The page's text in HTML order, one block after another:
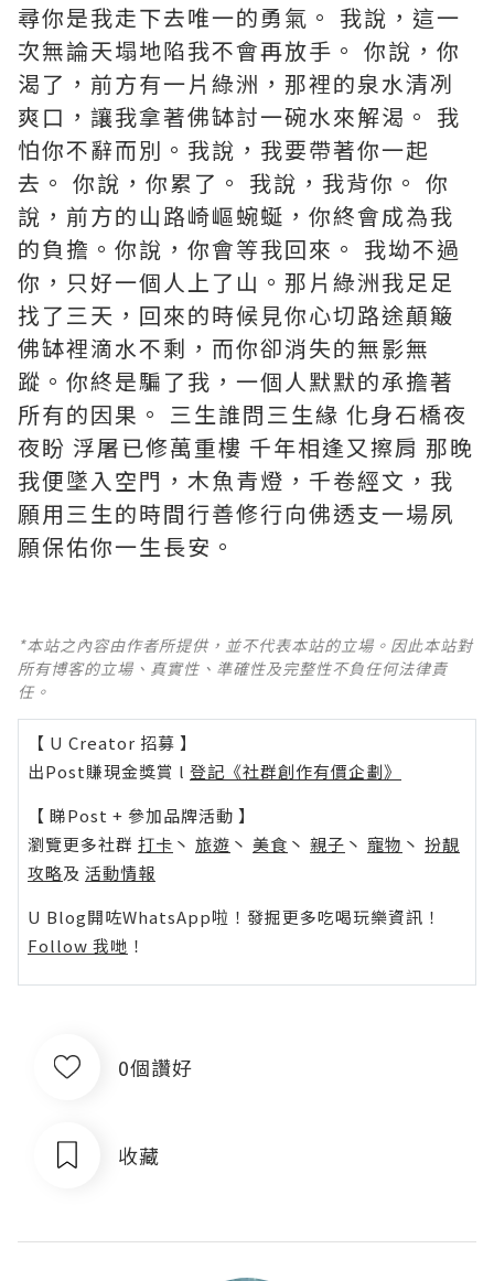
尋你是我走下去唯一的勇氣。 我說，這一
次無論天塌地陷我不會再放手。 你說，你
渴了，前方有一片綠洲，那裡的泉水清冽
爽口，讓我拿著佛缽討一碗水來解渴。 我
怕你不辭而別。我說，我要帶著你一起
去。 你說，你累了。 我說，我背你。 你
說，前方的山路崎嶇蜿蜒，你終會成為我
的負擔。你說，你會等我回來。 我坳不過
你，只好一個人上了山。那片綠洲我足足
找了三天，回來的時候見你心切路途顛簸
佛缽裡滴水不剩，而你卻消失的無影無
蹤。你終是騙了我，一個人默默的承擔著
所有的因果。 三生誰問三生緣 化身石橋夜
夜盼 浮屠已修萬重樓 千年相逢又擦肩 那晚
我便墜入空門，木魚青燈，千卷經文，我
願用三生的時間行善修行向佛透支一場夙
願保佑你一生長安。
*本站之內容由作者所提供，並不代表本站的立場。因此本站對
所有博客的立場、真實性、準確性及完整性不負任何法律責
任。
【 U Creator 招募 】
出Post賺現金獎賞 l 登記《社群創作有價企劃》
【 睇Post + 參加品牌活動 】
瀏覽更多社群 打卡 丶 旅遊 丶 美食 丶 親子 丶 寵物 丶 扮靚
攻略及 活動情報
U Blog開咗WhatsApp啦！發掘更多吃喝玩樂資訊！
Follow 我哋 ！
0個讚好
收藏